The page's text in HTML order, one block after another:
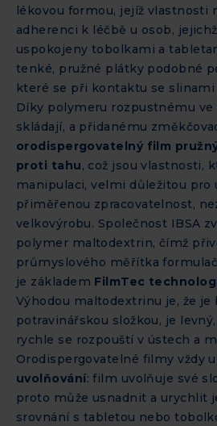
lékovou formou, jejíž vlastnosti
adherenci k léčbě u osob,
uspokojeny tobolkami a
tenké, pružné plátky podobné
které se při kontaktu se
Díky polymeru rozpustnému ve
skládají, a přidanému
orodispergovatelný film
proti tahu, což jsou vlastnosti,
manipulaci, velmi důležitou pro
přiměřenou zpracovatelnost,
velkovýrobu. Společnost IBSA
polymer maltodextrin, čímž
průmyslového měřítka
je základem FilmTec
Výhodou maltodextrinu je, že je
potravinářskou složkou, je
rychle se rozpouští v ústech a
Orodispergovatelné filmy vždy
uvolňování: film uvolňuje své
proto může usnadnit a urychlit
srovnání s tabletou nebo